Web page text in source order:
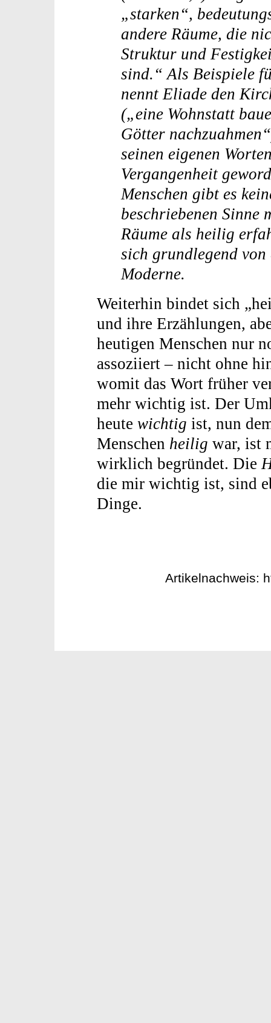
„starken“,
andere Räume, die
Struktur und
sind.“ Als Beispiele
nennt Eliade den
(„eine Wohnstatt
Götter
seinen eigenen
Vergangenheit
Menschen gibt es
beschriebenen Sinne
Räume als heilig
sich grundlegend
Moderne.
Weiterhin bindet sich
und ihre Erzählungen,
heutigen Menschen nur
assoziiert – nicht ohne
womit das Wort früher
mehr wichtig ist. Der
heute wichtig ist, nun
Menschen heilig war, ist
wirklich begründet. Die
die mir wichtig ist, sind
Dinge.
Artikelnachweis: